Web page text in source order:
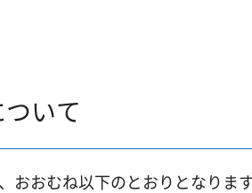
いて
おおむね以下のとおりとなりま